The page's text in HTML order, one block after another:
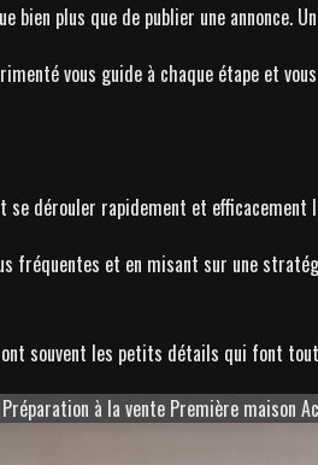
bien plus que de publier une annonce.
vous guide à chaque étape et
se dérouler rapidement et
fréquentes et en misant sur une
souvent les petits détails qui font
Préparation à la vente Première maison